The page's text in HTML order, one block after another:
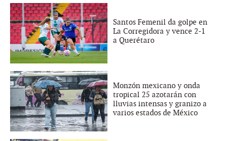
Santos Femenil da golpe en
La Corregidora y vence 2-1
a Querétaro
Monzón mexicano y onda
tropical 25 azotarán con
lluvias intensas y granizo a
varios estados de México